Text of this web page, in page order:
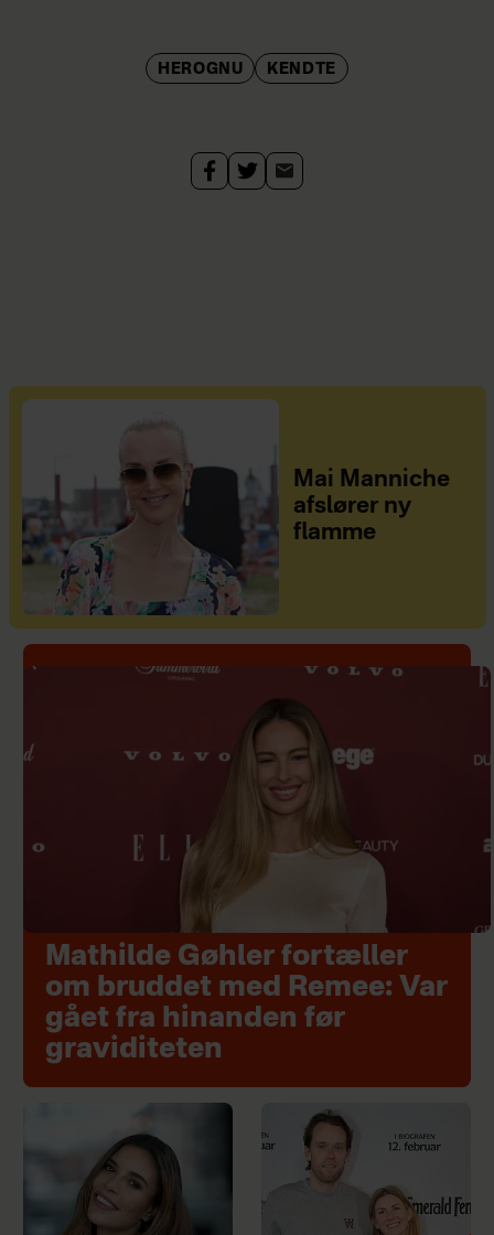
HEROGNU KENDTE
Mai Manniche
afslører ny
flamme
Mathilde Gøhler fortæller
om bruddet med Remee: Var
gået fra hinanden før
graviditeten